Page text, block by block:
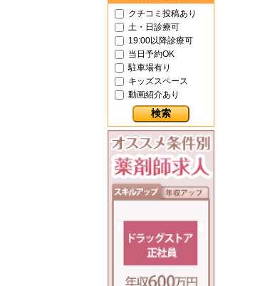
クチコミ投稿あり
土・日診療可
19:00以降診療可
当日予約OK
駐車場有り
キッズスペース
動画紹介あり